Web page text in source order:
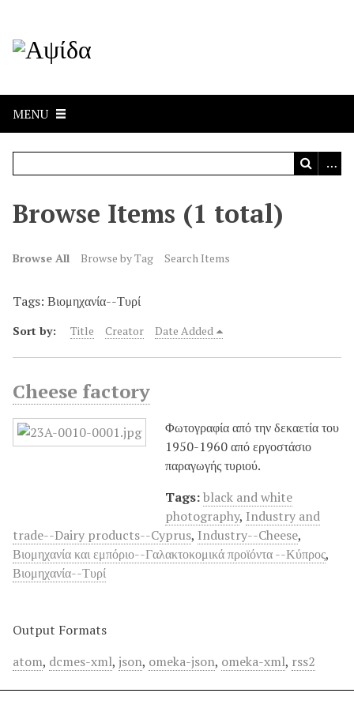
MENU
Browse Items (1 total)
Browse All Browse by Tag Search Items
Tags: Βιομηχανία--Τυρί
Sort by: Title Creator Date Added
Cheese factory
Φωτογραφία από την δεκαετία του
1950-1960 από εργοστάσιο
παραγωγής τυριού.
Tags:black and white
photography, Industry and
trade--Dairy products--Cyprus, Industry--Cheese,
Βιομηχανία και εμπόριο--Γαλακτοκομικά προϊόντα --Κύπρος,
Βιομηχανία--Τυρί
Output Formats
atom, dcmes-xml, json, omeka-json, omeka-xml, rss2